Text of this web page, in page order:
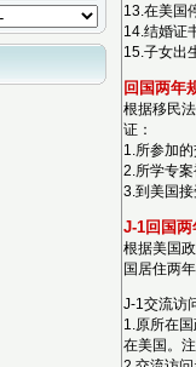
13.在美国
14.结婚证
15.子女出
回国两年
根据移民
证：
1.所参加
2.所学专
3.
J-1回国
根据美国
国居住两年
J-1交流访
1.原所在
在美国。